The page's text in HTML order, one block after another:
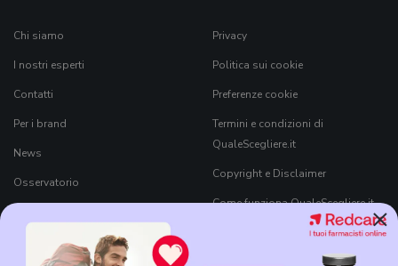
×
Chi siamo
I nostri esperti
Contatti
Per i brand
News
Osservatorio
Black Friday 2026
Privacy
Politica sui cookie
Preferenze cookie
Termini e condizioni di
QualeScegliere.it
Copyright e Disclaimer
Come funziona QualeScegliere.it